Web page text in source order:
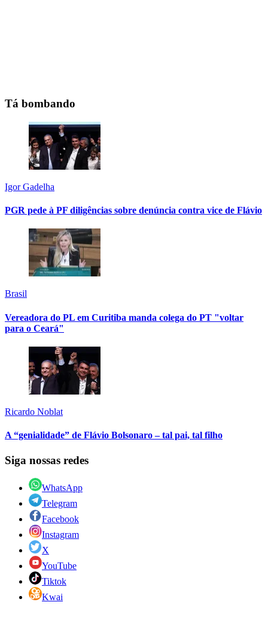
Tá bombando
Igor Gadelha
PGR pede à PF diligências sobre denúncia contra vice de Flávio
Brasil
Vereadora do PL em Curitiba manda colega do PT "voltar
para o Ceará"
Ricardo Noblat
A “genialidade” de Flávio Bolsonaro – tal pai, tal filho
Siga nossas redes
WhatsApp
Telegram
Facebook
Instagram
X
YouTube
Tiktok
Kwai